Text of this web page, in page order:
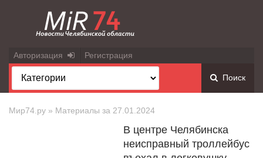
Авторизация Регистрация
Поиск
Мир74.ру » Материалы за 27.01.2024
В центре Челябинска
неисправный троллейбус